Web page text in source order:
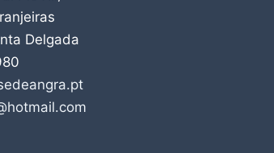
Delgada